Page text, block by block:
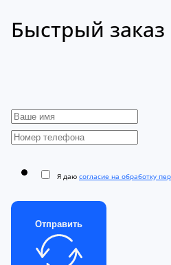
Быстрый заказ
Я даю согласие на обработку
Отправить